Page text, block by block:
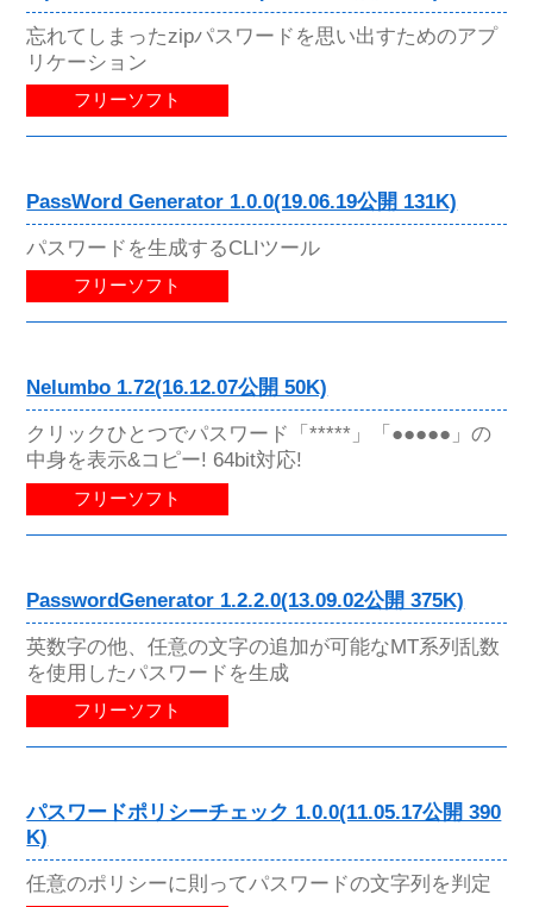
忘れてしまったzipパスワードを思い出すためのアプ
リケーション
フリーソフト
PassWord Generator 1.0.0(19.06.19公開 131K)
パスワードを生成するCLIツール
フリーソフト
Nelumbo 1.72(16.12.07公開 50K)
クリックひとつでパスワード「*****」「●●●●●」の
中身を表示&コピー! 64bit対応!
フリーソフト
PasswordGenerator 1.2.2.0(13.09.02公開 375K)
英数字の他、任意の文字の追加が可能なMT系列乱数
を使用したパスワードを生成
フリーソフト
パスワードポリシーチェック 1.0.0(11.05.17公開 390
K)
任意のポリシーに則ってパスワードの文字列を判定